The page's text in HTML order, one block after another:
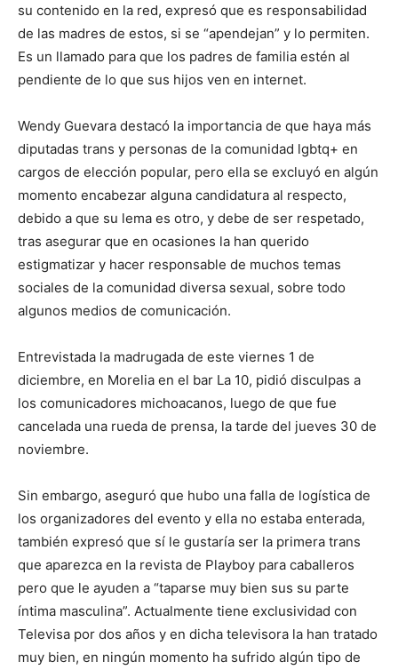
su contenido en la red, expresó que es responsabilidad
de las madres de estos, si se “apendejan” y lo permiten.
Es un llamado para que los padres de familia estén al
pendiente de lo que sus hijos ven en internet.
Wendy Guevara destacó la importancia de que haya más
diputadas trans y personas de la comunidad lgbtq+ en
cargos de elección popular, pero ella se excluyó en algún
momento encabezar alguna candidatura al respecto,
debido a que su lema es otro, y debe de ser respetado,
tras asegurar que en ocasiones la han querido
estigmatizar y hacer responsable de muchos temas
sociales de la comunidad diversa sexual, sobre todo
algunos medios de comunicación.
Entrevistada la madrugada de este viernes 1 de
diciembre, en Morelia en el bar La 10, pidió disculpas a
los comunicadores michoacanos, luego de que fue
cancelada una rueda de prensa, la tarde del jueves 30 de
noviembre.
Sin embargo, aseguró que hubo una falla de logística de
los organizadores del evento y ella no estaba enterada,
también expresó que sí le gustaría ser la primera trans
que aparezca en la revista de Playboy para caballeros
pero que le ayuden a “taparse muy bien sus su parte
íntima masculina”. Actualmente tiene exclusividad con
Televisa por dos años y en dicha televisora la han tratado
muy bien, en ningún momento ha sufrido algún tipo de